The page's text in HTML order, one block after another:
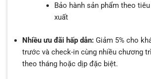
Bảo hành sản phẩm theo
xuất
Nhiều ưu đãi hấp dẫn:Giảm 5% cho
trước và check-in cùng nhiều chương
theo tháng hoặc dịp đặc biệt.